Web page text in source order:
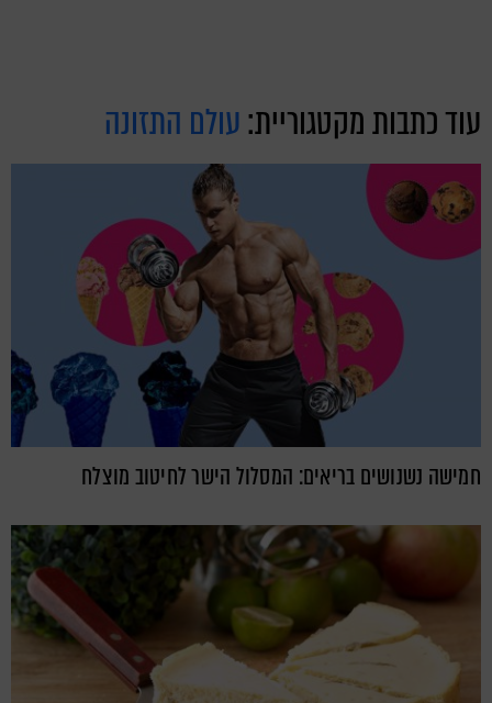
עוד כתבות מקטגוריית:עולם התזונה
חמישה נשנושים בריאים: המסלול הישר לחיטוב מוצלח